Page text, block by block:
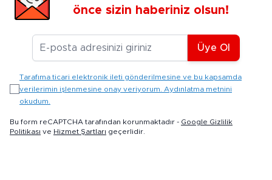
önce sizin haberiniz olsun!
E-posta Adresiniz
Üye Ol
Tarafıma ticari elektronik ileti gönderilmesine ve bu kapsamda
verilerimin işlenmesine onay veriyorum. Aydınlatma metnini
okudum.
Bu form reCAPTCHA tarafından korunmaktadır - Google Gizlilik
Politikası ve Hizmet Şartları geçerlidir.